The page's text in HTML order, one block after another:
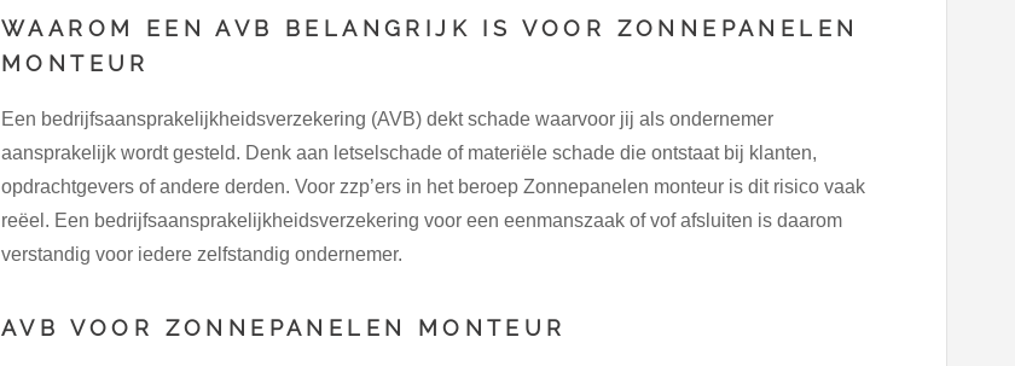
WAAROM EEN AVB BELANGRIJK IS VOOR ZONNEPANELEN
MONTEUR
Een bedrijfsaansprakelijkheidsverzekering (AVB) dekt schade waarvoor jij als ondernemer
aansprakelijk wordt gesteld. Denk aan letselschade of materiële schade die ontstaat bij klanten,
opdrachtgevers of andere derden. Voor zzp’ers in het beroep Zonnepanelen monteur is dit risico vaak
reëel. Een bedrijfsaansprakelijkheidsverzekering voor een eenmanszaak of vof afsluiten is daarom
verstandig voor iedere zelfstandig ondernemer.
AVB VOOR ZONNEPANELEN MONTEUR